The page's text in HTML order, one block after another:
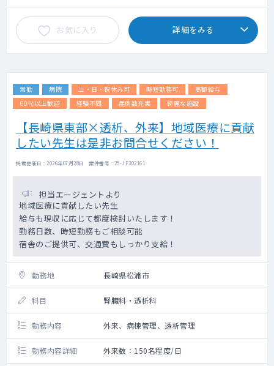
お気に入り 詳細をみる
常勤 病院 土・日・祝休み可 時短勤務可
高額給与
60代以上歓迎
経験不問 症例数充実 綺麗な施設
【長崎県東部×透析、外来】地域医療に貢献
したい先生は是非お問合せください！
掲載更新日 : 2026年07月28日 案件番号 : 25-JF302161
担当エージェントより
地域医療に貢献したい先生
給与も現収に応じて都度検討いたします！
勤務日数、時短勤務もご相談可能
宿舎のご提供可、交通費もしっかり支給！
勤務地 長崎県松浦市
科目 腎臓科・透析科
勤務内容 外来、病棟管理、透析管理
勤務内容詳細 外来数：150名程度/日